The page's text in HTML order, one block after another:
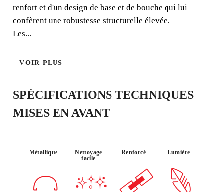
EN ENREGISTRANT CE PRODUIT
DANS LE RUBI CLUB
GARANTIE GRATUITE
PROLONGÉE SUR LES
PRODUITS ÉLIGIBLES
renfort et d'un design de base et de bouche qui lui
confèrent une robustesse structurelle élevée.
Les...
VOIR PLUS
SPÉCIFICATIONS TECHNIQUES
MISES EN AVANT
Métallique
Nettoyage
facile
Renforcé Lumière